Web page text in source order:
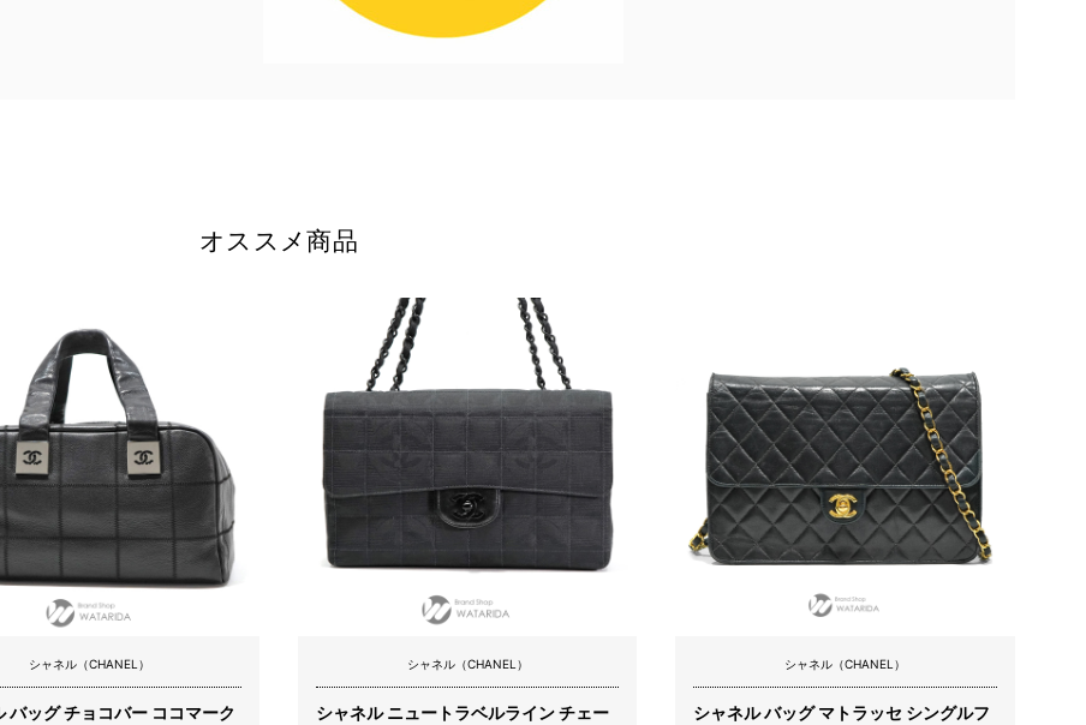
オススメ商品
シャネル（CHANEL）
バッグ チョコバー ココマーク
シャネル（CHANEL）
シャネル ニュートラベルライン チェー
シャネル（CHANEL）
シャネル バッグ マトラッセ シングルフ